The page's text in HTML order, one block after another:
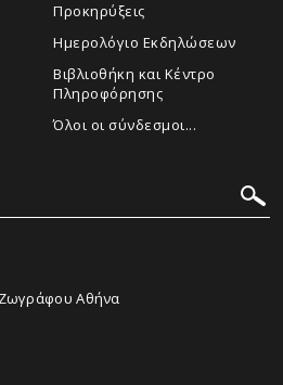
Προκηρύξεις
Ημερολόγιο Εκδηλώσεων
Βιβλιοθήκη και Κέντρο
Πληροφόρησης
Όλοι οι σύνδεσμοι...
Αθήνα